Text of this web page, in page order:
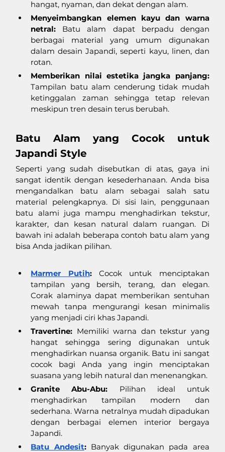
hangat, nyaman, dan dekat dengan alam.
Menyeimbangkan elemen kayu dan warna
netral: Batu alam dapat berpadu dengan
berbagai material yang umum digunakan
dalam desain Japandi, seperti kayu, linen, dan
rotan.
Memberikan nilai estetika jangka panjang:
Tampilan batu alam cenderung tidak mudah
ketinggalan zaman sehingga tetap relevan
meskipun tren desain terus berubah.
Batu Alam yang Cocok untuk
Japandi Style
Seperti yang sudah disebutkan di atas, gaya ini
sangat identik dengan kesederhanaan. Anda bisa
mengandalkan batu alam sebagai salah satu
material pelengkapnya. Di sisi lain, penggunaan
batu alami juga mampu menghadirkan tekstur,
karakter, dan kesan natural dalam ruangan. Di
bawah ini adalah beberapa contoh batu alam yang
bisa Anda jadikan pilihan.
Marmer Putih: Cocok untuk menciptakan
tampilan yang bersih, terang, dan elegan.
Corak alaminya dapat memberikan sentuhan
mewah tanpa mengurangi kesan minimalis
yang menjadi ciri khas Japandi.
Travertine: Memiliki warna dan tekstur yang
hangat sehingga sering digunakan untuk
menghadirkan nuansa organik. Batu ini sangat
cocok bagi Anda yang ingin menciptakan
suasana yang lebih natural dan menenangkan.
Granite Abu-Abu: Pilihan ideal untuk
menghadirkan tampilan modern dan
sederhana. Warna netralnya mudah dipadukan
dengan berbagai elemen interior bergaya
Japandi.
Batu Andesit: Banyak digunakan pada area